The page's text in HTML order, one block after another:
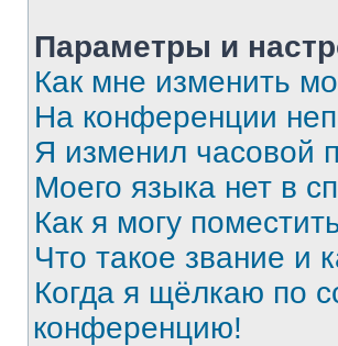
Параметры и
Как мне изменить
На конференции
Я изменил часовой
Моего языка нет в
Как я могу
Что такое звание и
Когда я щёлкаю по
конференцию!